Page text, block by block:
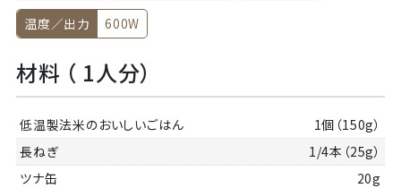
温度／出力 600W
材料 （ 1人分）
低温製法米のおいしいごはん
1個（150g）
長ねぎ
1/4本（25g）
ツナ缶
20g